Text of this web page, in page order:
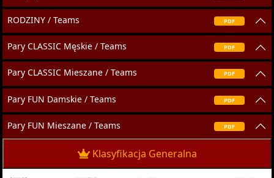
RODZINY / Teams PDF
Pary CLASSIC Męskie / Teams PDF
Pary CLASSIC Mieszane / Teams PDF
Pary FUN Damskie / Teams PDF
Pary FUN Mieszane / Teams PDF
Klasyfikacja Generalna